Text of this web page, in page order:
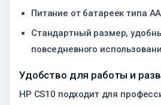
Питание от батареек типа
Стандартный размер,
повседневного
Удобство для работы и
HP CS10 подходит для